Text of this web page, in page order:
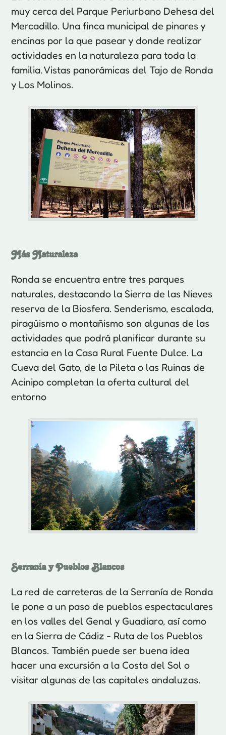
muy cerca del Parque Periurbano Dehesa del
Mercadillo. Una finca municipal de pinares y
encinas por la que pasear y donde realizar
actividades en la naturaleza para toda la
familia. Vistas panorámicas del Tajo de Ronda
y Los Molinos.
Más Naturaleza
Ronda se encuentra entre tres parques
naturales, destacando la Sierra de las Nieves
reserva de la Biosfera. Senderismo, escalada,
piragüismo o montañismo son algunas de las
actividades que podrá planificar durante su
estancia en la Casa Rural Fuente Dulce. La
Cueva del Gato, de la Pileta o las Ruinas de
Acinipo completan la oferta cultural del
entorno
Serranía y Pueblos Blancos
La red de carreteras de la Serranía de Ronda
le pone a un paso de pueblos espectaculares
en los valles del Genal y Guadiaro, así como
en la Sierra de Cádiz - Ruta de los Pueblos
Blancos. También puede ser buena idea
hacer una excursión a la Costa del Sol o
visitar algunas de las capitales andaluzas.